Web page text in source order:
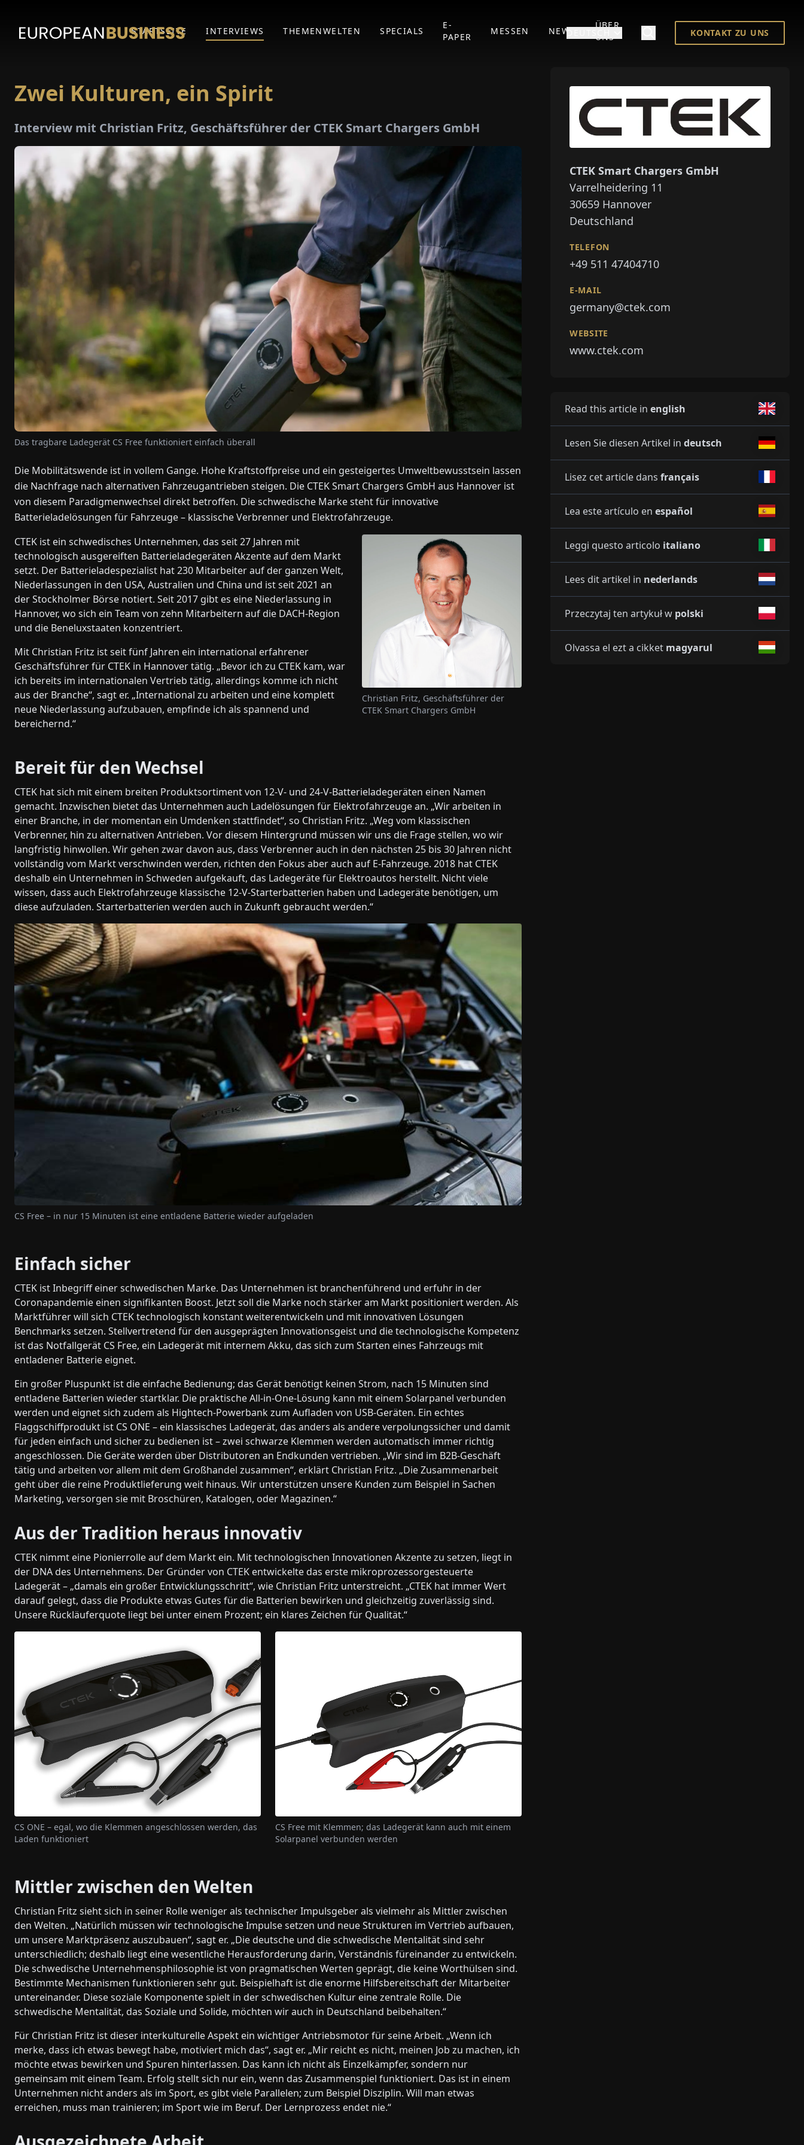
STARTSEITE INTERVIEWS THEMENWELTEN SPECIALS
E-
PAPER
MESSEN NEWS
ÜBER
UNS
KONTAKT ZU UNS
Zwei Kulturen, ein Spirit
Interview mit Christian Fritz, Geschäftsführer der CTEK Smart Chargers GmbH
Das tragbare Ladegerät CS Free funktioniert einfach überall
Die Mobilitätswende ist in vollem Gange. Hohe Kraftstoffpreise und ein gesteigertes Umweltbewusstsein lassen
die Nachfrage nach alternativen Fahrzeugantrieben steigen. Die CTEK Smart Chargers GmbH aus Hannover ist
von diesem Paradigmenwechsel direkt betroffen. Die schwedische Marke steht für innovative
Batterieladelösungen für Fahrzeuge – klassische Verbrenner und Elektrofahrzeuge.
CTEK ist ein schwedisches Unternehmen, das seit 27 Jahren mit
technologisch ausgereiften Batterieladegeräten Akzente auf dem Markt
setzt. Der Batterieladespezialist hat 230 Mitarbeiter auf der ganzen Welt,
Niederlassungen in den USA, Australien und China und ist seit 2021 an
der Stockholmer Börse notiert. Seit 2017 gibt es eine Niederlassung in
Hannover, wo sich ein Team von zehn Mitarbeitern auf die DACH-Region
und die Beneluxstaaten konzentriert.
Mit Christian Fritz ist seit fünf Jahren ein international erfahrener
Geschäftsführer für CTEK in Hannover tätig. „Bevor ich zu CTEK kam, war
ich bereits im internationalen Vertrieb tätig, allerdings komme ich nicht
aus der Branche“, sagt er. „International zu arbeiten und eine komplett
neue Niederlassung aufzubauen, empfinde ich als spannend und
bereichernd.“
Christian Fritz, Geschäftsführer der
CTEK Smart Chargers GmbH
Bereit für den Wechsel
CTEK hat sich mit einem breiten Produktsortiment von 12-V- und 24-V-Batterieladegeräten einen Namen
gemacht. Inzwischen bietet das Unternehmen auch Ladelösungen für Elektrofahrzeuge an. „Wir arbeiten in
einer Branche, in der momentan ein Umdenken stattfindet“, so Christian Fritz. „Weg vom klassischen
Verbrenner, hin zu alternativen Antrieben. Vor diesem Hintergrund müssen wir uns die Frage stellen, wo wir
langfristig hinwollen. Wir gehen zwar davon aus, dass Verbrenner auch in den nächsten 25 bis 30 Jahren nicht
vollständig vom Markt verschwinden werden, richten den Fokus aber auch auf E-Fahrzeuge. 2018 hat CTEK
deshalb ein Unternehmen in Schweden aufgekauft, das Ladegeräte für Elektroautos herstellt. Nicht viele
wissen, dass auch Elektrofahrzeuge klassische 12-V-Starterbatterien haben und Ladegeräte benötigen, um
diese aufzuladen. Starterbatterien werden auch in Zukunft gebraucht werden.“
CS Free – in nur 15 Minuten ist eine entladene Batterie wieder aufgeladen
Einfach sicher
CTEK ist Inbegriff einer schwedischen Marke. Das Unternehmen ist branchenführend und erfuhr in der
Coronapandemie einen signifikanten Boost. Jetzt soll die Marke noch stärker am Markt positioniert werden. Als
Marktführer will sich CTEK technologisch konstant weiterentwickeln und mit innovativen Lösungen
Benchmarks setzen. Stellvertretend für den ausgeprägten Innovationsgeist und die technologische Kompetenz
ist das Notfallgerät CS Free, ein Ladegerät mit internem Akku, das sich zum Starten eines Fahrzeugs mit
entladener Batterie eignet.
Ein großer Pluspunkt ist die einfache Bedienung; das Gerät benötigt keinen Strom, nach 15 Minuten sind
entladene Batterien wieder startklar. Die praktische All-in-One-Lösung kann mit einem Solarpanel verbunden
werden und eignet sich zudem als Hightech-Powerbank zum Aufladen von USB-Geräten. Ein echtes
Flaggschiffprodukt ist CS ONE – ein klassisches Ladegerät, das anders als andere verpolungssicher und damit
für jeden einfach und sicher zu bedienen ist – zwei schwarze Klemmen werden automatisch immer richtig
angeschlossen. Die Geräte werden über Distributoren an Endkunden vertrieben. „Wir sind im B2B-Geschäft
tätig und arbeiten vor allem mit dem Großhandel zusammen“, erklärt Christian Fritz. „Die Zusammenarbeit
geht über die reine Produktlieferung weit hinaus. Wir unterstützen unsere Kunden zum Beispiel in Sachen
Marketing, versorgen sie mit Broschüren, Katalogen, oder Magazinen.“
Aus der Tradition heraus innovativ
CTEK nimmt eine Pionierrolle auf dem Markt ein. Mit technologischen Innovationen Akzente zu setzen, liegt in
der DNA des Unternehmens. Der Gründer von CTEK entwickelte das erste mikroprozessorgesteuerte
Ladegerät – „damals ein großer Entwicklungsschritt“, wie Christian Fritz unterstreicht. „CTEK hat immer Wert
darauf gelegt, dass die Produkte etwas Gutes für die Batterien bewirken und gleichzeitig zuverlässig sind.
Unsere Rückläuferquote liegt bei unter einem Prozent; ein klares Zeichen für Qualität.“
CS ONE – egal, wo die Klemmen angeschlossen werden, das
Laden funktioniert
CS Free mit Klemmen; das Ladegerät kann auch mit einem
Solarpanel verbunden werden
Mittler zwischen den Welten
Christian Fritz sieht sich in seiner Rolle weniger als technischer Impulsgeber als vielmehr als Mittler zwischen
den Welten. „Natürlich müssen wir technologische Impulse setzen und neue Strukturen im Vertrieb aufbauen,
um unsere Marktpräsenz auszubauen“, sagt er. „Die deutsche und die schwedische Mentalität sind sehr
unterschiedlich; deshalb liegt eine wesentliche Herausforderung darin, Verständnis füreinander zu entwickeln.
Die schwedische Unternehmensphilosophie ist von pragmatischen Werten geprägt, die keine Worthülsen sind.
Bestimmte Mechanismen funktionieren sehr gut. Beispielhaft ist die enorme Hilfsbereitschaft der Mitarbeiter
untereinander. Diese soziale Komponente spielt in der schwedischen Kultur eine zentrale Rolle. Die
schwedische Mentalität, das Soziale und Solide, möchten wir auch in Deutschland beibehalten.“
Für Christian Fritz ist dieser interkulturelle Aspekt ein wichtiger Antriebsmotor für seine Arbeit. „Wenn ich
merke, dass ich etwas bewegt habe, motiviert mich das“, sagt er. „Mir reicht es nicht, meinen Job zu machen, ich
möchte etwas bewirken und Spuren hinterlassen. Das kann ich nicht als Einzelkämpfer, sondern nur
gemeinsam mit einem Team. Erfolg stellt sich nur ein, wenn das Zusammenspiel funktioniert. Das ist in einem
Unternehmen nicht anders als im Sport, es gibt viele Parallelen; zum Beispiel Disziplin. Will man etwas
erreichen, muss man trainieren; im Sport wie im Beruf. Der Lernprozess endet nie.“
CTEK Smart Chargers GmbH
Varrelheidering 11
30659 Hannover
Deutschland
TELEFON
+49 511 47404710
E-MAIL
germany@ctek.com
WEBSITE
www.ctek.com
Read this article in english
Lesen Sie diesen Artikel in deutsch
Lisez cet article dans français
Lea este artículo en español
Leggi questo articolo italiano
Lees dit artikel in nederlands
Przeczytaj ten artykuł w polski
Olvassa el ezt a cikket magyarul